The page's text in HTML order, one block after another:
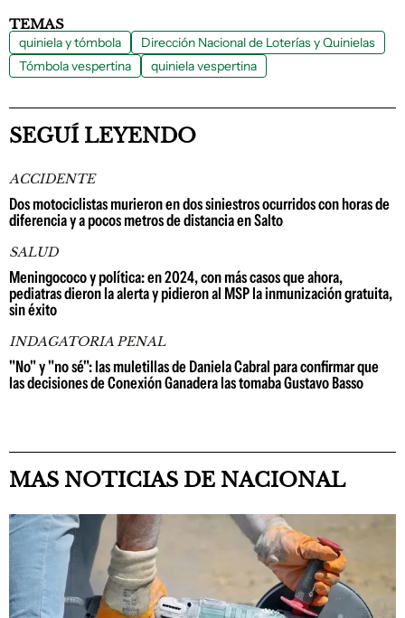
TEMAS
quiniela y tómbola
Dirección Nacional de Loterías y Quinielas
Tómbola vespertina
quiniela vespertina
SEGUÍ LEYENDO
ACCIDENTE
Dos motociclistas murieron en dos siniestros ocurridos con horas de
diferencia y a pocos metros de distancia en Salto
SALUD
Meningococo y política: en 2024, con más casos que ahora,
pediatras dieron la alerta y pidieron al MSP la inmunización gratuita,
sin éxito
INDAGATORIA PENAL
"No" y "no sé": las muletillas de Daniela Cabral para confirmar que
las decisiones de Conexión Ganadera las tomaba Gustavo Basso
MAS NOTICIAS DE NACIONAL